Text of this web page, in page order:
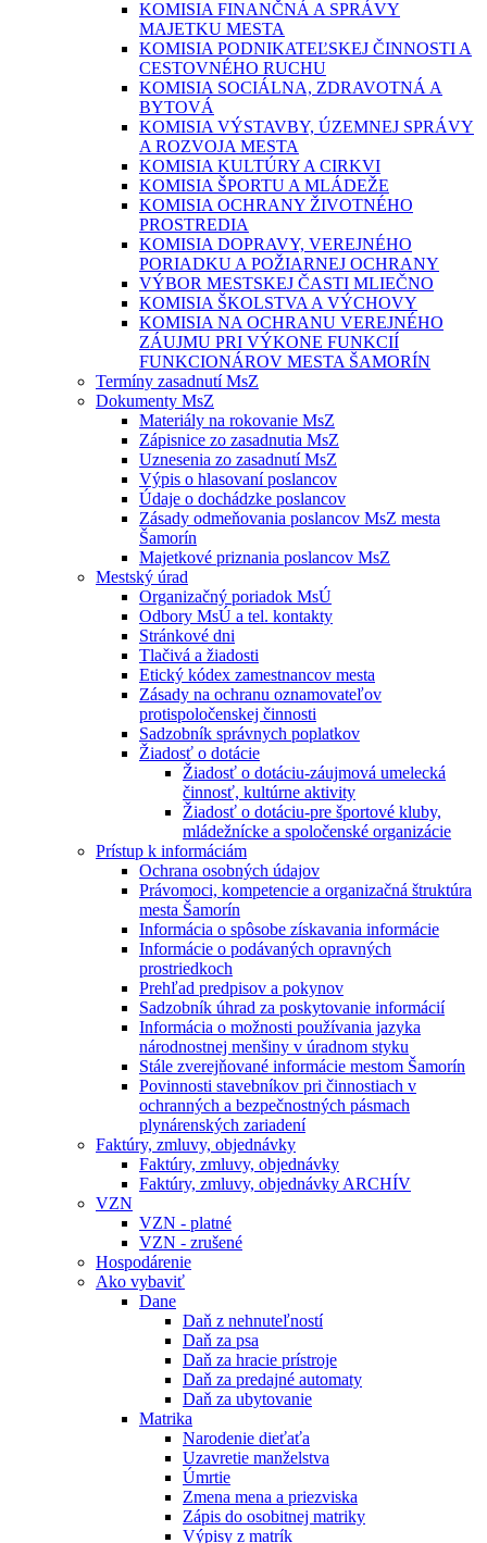
KOMISIA FINANČNÁ A SPRÁVY
MAJETKU MESTA
KOMISIA PODNIKATEĽSKEJ ČINNOSTI A
CESTOVNÉHO RUCHU
KOMISIA SOCIÁLNA, ZDRAVOTNÁ A
BYTOVÁ
KOMISIA VÝSTAVBY, ÚZEMNEJ SPRÁVY
A ROZVOJA MESTA
KOMISIA KULTÚRY A CIRKVI
KOMISIA ŠPORTU A MLÁDEŽE
KOMISIA OCHRANY ŽIVOTNÉHO
PROSTREDIA
KOMISIA DOPRAVY, VEREJNÉHO
PORIADKU A POŽIARNEJ OCHRANY
VÝBOR MESTSKEJ ČASTI MLIEČNO
KOMISIA ŠKOLSTVA A VÝCHOVY
KOMISIA NA OCHRANU VEREJNÉHO
ZÁUJMU PRI VÝKONE FUNKCIÍ
FUNKCIONÁROV MESTA ŠAMORÍN
Termíny zasadnutí MsZ
Dokumenty MsZ
Materiály na rokovanie MsZ
Zápisnice zo zasadnutia MsZ
Uznesenia zo zasadnutí MsZ
Výpis o hlasovaní poslancov
Údaje o dochádzke poslancov
Zásady odmeňovania poslancov MsZ mesta
Šamorín
Majetkové priznania poslancov MsZ
Mestský úrad
Organizačný poriadok MsÚ
Odbory MsÚ a tel. kontakty
Stránkové dni
Tlačivá a žiadosti
Etický kódex zamestnancov mesta
Zásady na ochranu oznamovateľov
protispoločenskej činnosti
Sadzobník správnych poplatkov
Žiadosť o dotácie
Žiadosť o dotáciu-záujmová umelecká
činnosť, kultúrne aktivity
Žiadosť o dotáciu-pre športové kluby,
mládežnícke a spoločenské organizácie
Prístup k informáciám
Ochrana osobných údajov
Právomoci, kompetencie a organizačná štruktúra
mesta Šamorín
Informácia o spôsobe získavania informácie
Informácie o podávaných opravných
prostriedkoch
Prehľad predpisov a pokynov
Sadzobník úhrad za poskytovanie informácií
Informácia o možnosti používania jazyka
národnostnej menšiny v úradnom styku
Stále zverejňované informácie mestom Šamorín
Povinnosti stavebníkov pri činnostiach v
ochranných a bezpečnostných pásmach
plynárenských zariadení
Faktúry, zmluvy, objednávky
Faktúry, zmluvy, objednávky
Faktúry, zmluvy, objednávky ARCHÍV
VZN
VZN - platné
VZN - zrušené
Hospodárenie
Ako vybaviť
Dane
Daň z nehnuteľností
Daň za psa
Daň za hracie prístroje
Daň za predajné automaty
Daň za ubytovanie
Matrika
Narodenie dieťaťa
Uzavretie manželstva
Úmrtie
Zmena mena a priezviska
Zápis do osobitnej matriky
Výpisy z matrík